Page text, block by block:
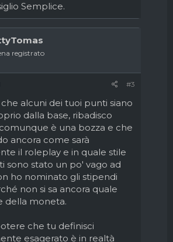
Semplice.
registrato
#3
alcuni dei tuoi punti siano
dalla base, ribadisco
è una bozza e che
ancora come sarà
il roleplay e in quale stile
sono stato un po' vago ad
ho nominato gli stipendi
non si sa ancora quale
della moneta.
che tu definisci
esagerato è in realtà